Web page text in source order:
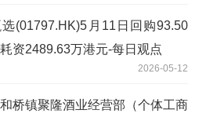
(01797.HK)5月11日回购93.50
资2489.63万港元-每日观点
2026-05-12
桥镇聚隆酒业经营部（个体工商